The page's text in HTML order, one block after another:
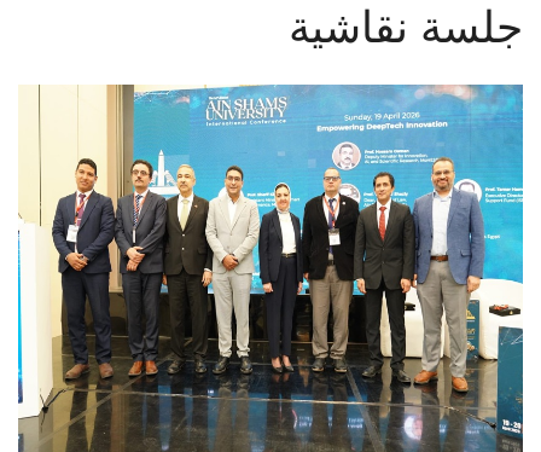
الإعلام
تواصل معنا
الطلاب
هيئة التدريس
الدراسات العليا
جلسة نقاشية